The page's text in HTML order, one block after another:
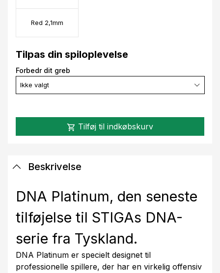
Red 2,1mm
Tilpas din spiloplevelse
Forbedr dit greb
Ikke valgt
shopping_cart Tilføj til indkøbskurv
Beskrivelse
DNA Platinum, den seneste
tilføjelse til STIGAs DNA-
serie fra Tyskland.
DNA Platinum er specielt designet til
professionelle spillere, der har en virkelig offensiv